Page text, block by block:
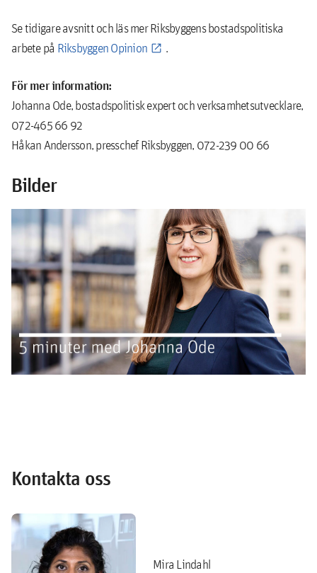
Se tidigare avsnitt och läs mer Riksbyggens bostadspolitiska
arbete på Riksbyggen Opinion .
För mer information:
Johanna Ode, bostadspolitisk expert och verksamhetsutvecklare,
072-465 66 92
Håkan Andersson, presschef Riksbyggen, 072-239 00 66
Bilder
Kontakta oss
Mira Lindahl